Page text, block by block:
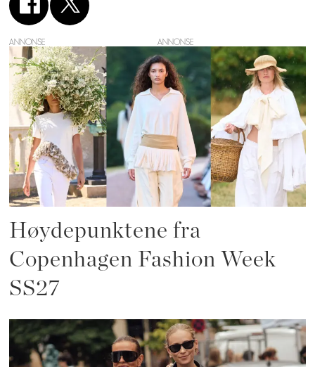
ANNONSE
Høydepunktene fra
Copenhagen Fashion Week
SS27